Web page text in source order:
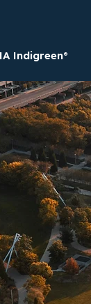
Indigreen®